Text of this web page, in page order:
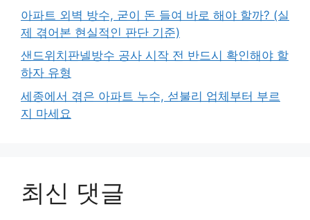
아파트 외벽 방수, 굳이 돈 들여 바로 해야 할까? (실
제 겪어본 현실적인 판단 기준)
샌드위치판넬방수 공사 시작 전 반드시 확인해야 할
하자 유형
세종에서 겪은 아파트 누수, 섣불리 업체부터 부르
지 마세요
최신 댓글